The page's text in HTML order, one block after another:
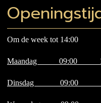
Om de week tot 14:00
Maandag 09:00
Dinsdag 09:00